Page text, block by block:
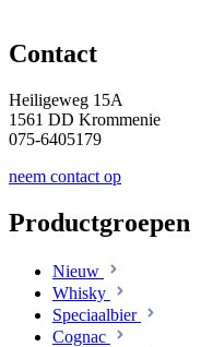
Contact
Heiligeweg 15A
1561 DD Krommenie
075-6405179
neem contact op
Productgroepen
Nieuw
Whisky
Speciaalbier
Cognac